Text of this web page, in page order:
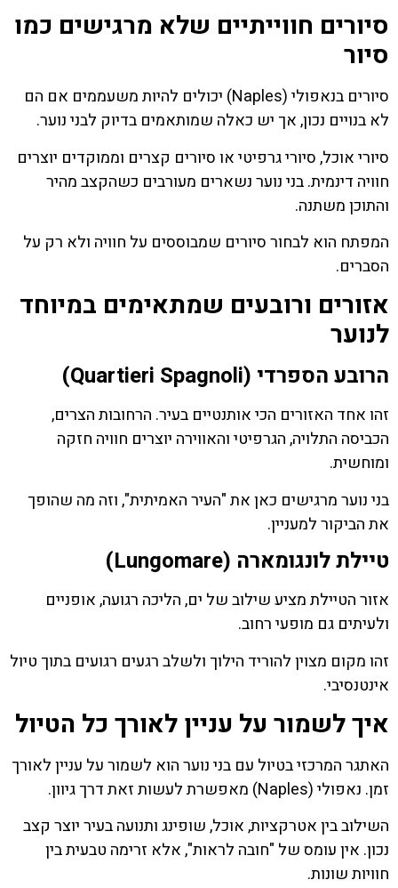
סיורים חווייתיים שלא מרגישים כמו
סיור
סיורים בנאפולי (Naples) יכולים להיות משעממים אם הם
לא בנויים נכון, אך יש כאלה שמותאמים בדיוק לבני נוער.
סיורי אוכל, סיורי גרפיטי או סיורים קצרים וממוקדים יוצרים
חוויה דינמית. בני נוער נשארים מעורבים כשהקצב מהיר
והתוכן משתנה.
המפתח הוא לבחור סיורים שמבוססים על חוויה ולא רק על
הסברים.
אזורים ורובעים שמתאימים במיוחד
לנוער
הרובע הספרדי (Quartieri Spagnoli)
זהו אחד האזורים הכי אותנטיים בעיר. הרחובות הצרים,
הכביסה התלויה, הגרפיטי והאווירה יוצרים חוויה חזקה
ומוחשית.
בני נוער מרגישים כאן את "העיר האמיתית", וזה מה שהופך
את הביקור למעניין.
טיילת לונגומארה (Lungomare)
אזור הטיילת מציע שילוב של ים, הליכה רגועה, אופניים
ולעיתים גם מופעי רחוב.
זהו מקום מצוין להוריד הילוך ולשלב רגעים רגועים בתוך טיול
אינטנסיבי.
איך לשמור על עניין לאורך כל הטיול
האתגר המרכזי בטיול עם בני נוער הוא לשמור על עניין לאורך
זמן. נאפולי (Naples) מאפשרת לעשות זאת דרך גיוון.
השילוב בין אטרקציות, אוכל, שופינג ותנועה בעיר יוצר קצב
נכון. אין עומס של "חובה לראות", אלא זרימה טבעית בין
חוויות שונות.